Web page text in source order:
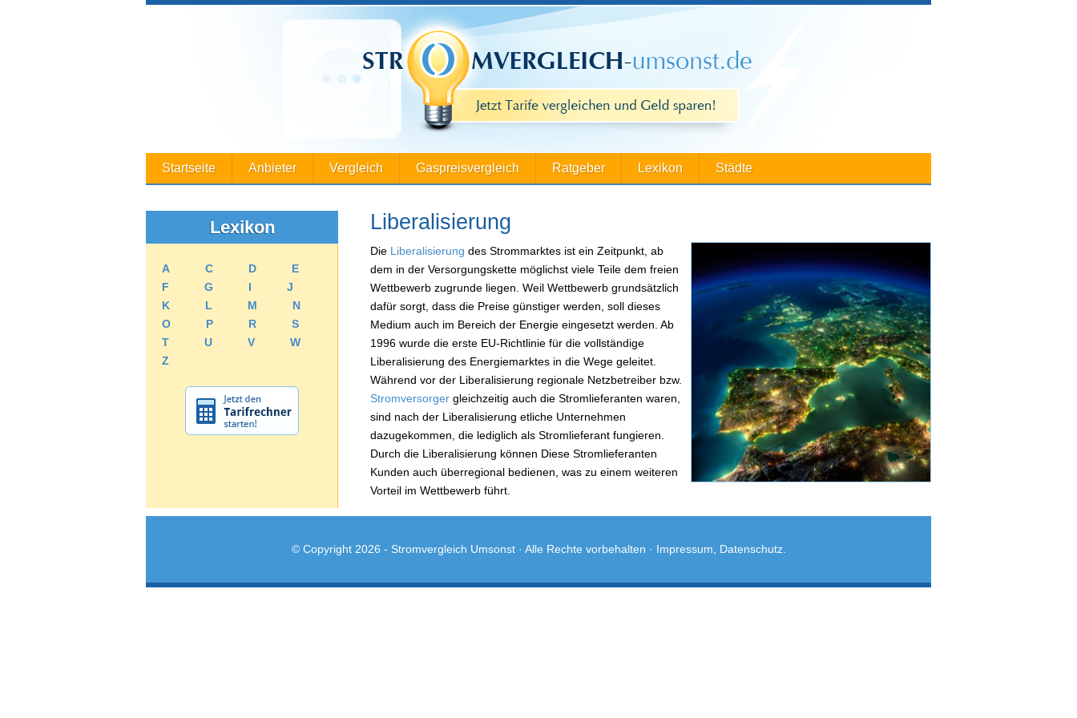
Startseite Anbieter Vergleich Gaspreisvergleich Ratgeber Lexikon Städte
Liberalisierung
Die Liberalisierung des Strommarktes ist ein Zeitpunkt, ab
dem in der Versorgungskette möglichst viele Teile dem freien
Wettbewerb zugrunde liegen. Weil Wettbewerb grundsätzlich
dafür sorgt, dass die Preise günstiger werden, soll dieses
Medium auch im Bereich der Energie eingesetzt werden. Ab
1996 wurde die erste EU-Richtlinie für die vollständige
Liberalisierung des Energiemarktes in die Wege geleitet.
Während vor der Liberalisierung regionale Netzbetreiber bzw.
Stromversorger gleichzeitig auch die Stromlieferanten waren,
sind nach der Liberalisierung etliche Unternehmen
dazugekommen, die lediglich als Stromlieferant fungieren.
Durch die Liberalisierung können Diese Stromlieferanten
Kunden auch überregional bedienen, was zu einem weiteren
Vorteil im Wettbewerb führt.
Lexikon
A C D
E
F
G I
J
K
L M
N
O
P R
S
T
U V
W
Z
© Copyright 2026 - Stromvergleich Umsonst· Alle Rechte vorbehalten · Impressum Datenschutz.